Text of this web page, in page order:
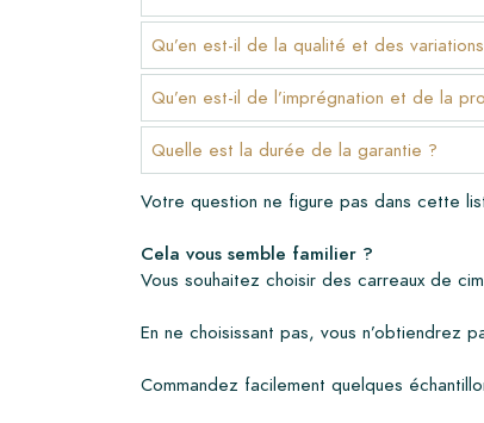
•Produits d'entretien
Qu’en est-il de la qualité et des
Qu’en est-il de l’imprégnation et de la
Quelle est la durée de la garantie ?
Votre question ne figure pas dans cette
Cela vous semble familier ?
Vous souhaitez choisir des carreaux de
En ne choisissant pas, vous n’obtiendrez
Commandez facilement quelques